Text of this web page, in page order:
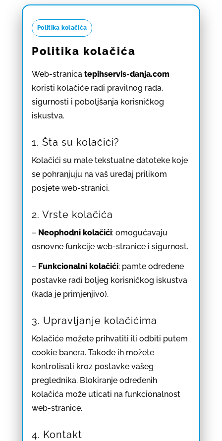
Politika kolačića
Politika kolačića
Web-stranica tepihservis-danja.com
koristi kolačiće radi pravilnog rada,
sigurnosti i poboljšanja korisničkog
iskustva.
1. Šta su kolačići?
Kolačići su male tekstualne datoteke koje
se pohranjuju na vaš uređaj prilikom
posjete web-stranici.
2. Vrste kolačića
– Neophodni kolačići: omogućavaju
osnovne funkcije web-stranice i sigurnost.
– Funkcionalni kolačići: pamte određene
postavke radi boljeg korisničkog iskustva
(kada je primjenjivo).
3. Upravljanje kolačićima
Kolačiće možete prihvatiti ili odbiti putem
cookie banera. Takođe ih možete
kontrolisati kroz postavke vašeg
preglednika. Blokiranje određenih
kolačića može uticati na funkcionalnost
web-stranice.
4. Kontakt